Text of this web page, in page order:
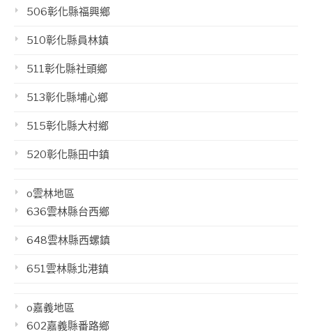
506彰化縣福興鄉
510彰化縣員林鎮
511彰化縣社頭鄉
513彰化縣埔心鄉
515彰化縣大村鄉
520彰化縣田中鎮
o雲林地區
636雲林縣台西鄉
648雲林縣西螺鎮
651雲林縣北港鎮
o嘉義地區
602嘉義縣番路鄉